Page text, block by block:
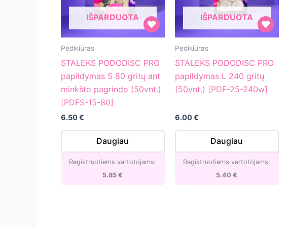
STALEKS
papildymas
S
80
gritų
minkšto
pagrindo
IŠPARDUOTA
Pedikiūras
STALEKS PODODISC PRO
papildymas S 80 gritų ant
minkšto pagrindo (50vnt.)
[PDFS-15-80]
6.50€
Daugiau
Registruotiems vartotojams:
5.85€
STALEKS
papildymas
L
gritų
[PDF-
25-
IŠPARDUOTA
Pedikiūras
STALEKS PODODISC PRO
papildymas L 240 gritų
(50vnt.) [PDF-25-240w]
6.00€
Daugiau
Registruotiems vartotojams:
5.40€